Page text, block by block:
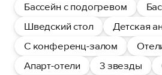
Бассейн с подогревом
Шведский стол
Детская
С конференц-залом
Апарт-отели
3 звезды